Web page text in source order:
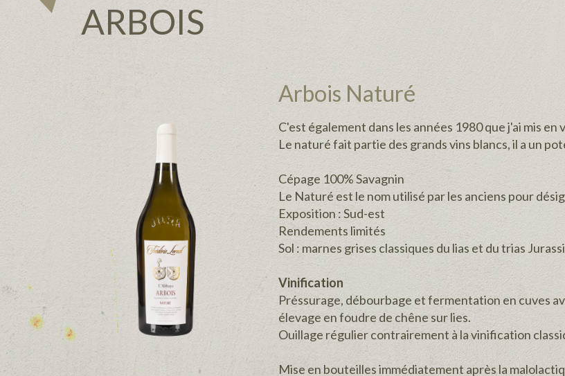
ARBOIS
Arbois Naturé
C'est également dans les années 1980 que j'ai mis
Le naturé fait partie des grands vins blancs, il a un
Cépage 100% Savagnin
Le Naturé est le nom utilisé par les anciens pour
Exposition : Sud-est
Rendements limités
Sol : marnes grises classiques du lias et du trias
Vinification
Préssurage, débourbage et fermentation en cuves
élevage en foudre de chêne sur lies.
Ouillage régulier contrairement à la vinification
Mise en bouteilles immédiatement après la